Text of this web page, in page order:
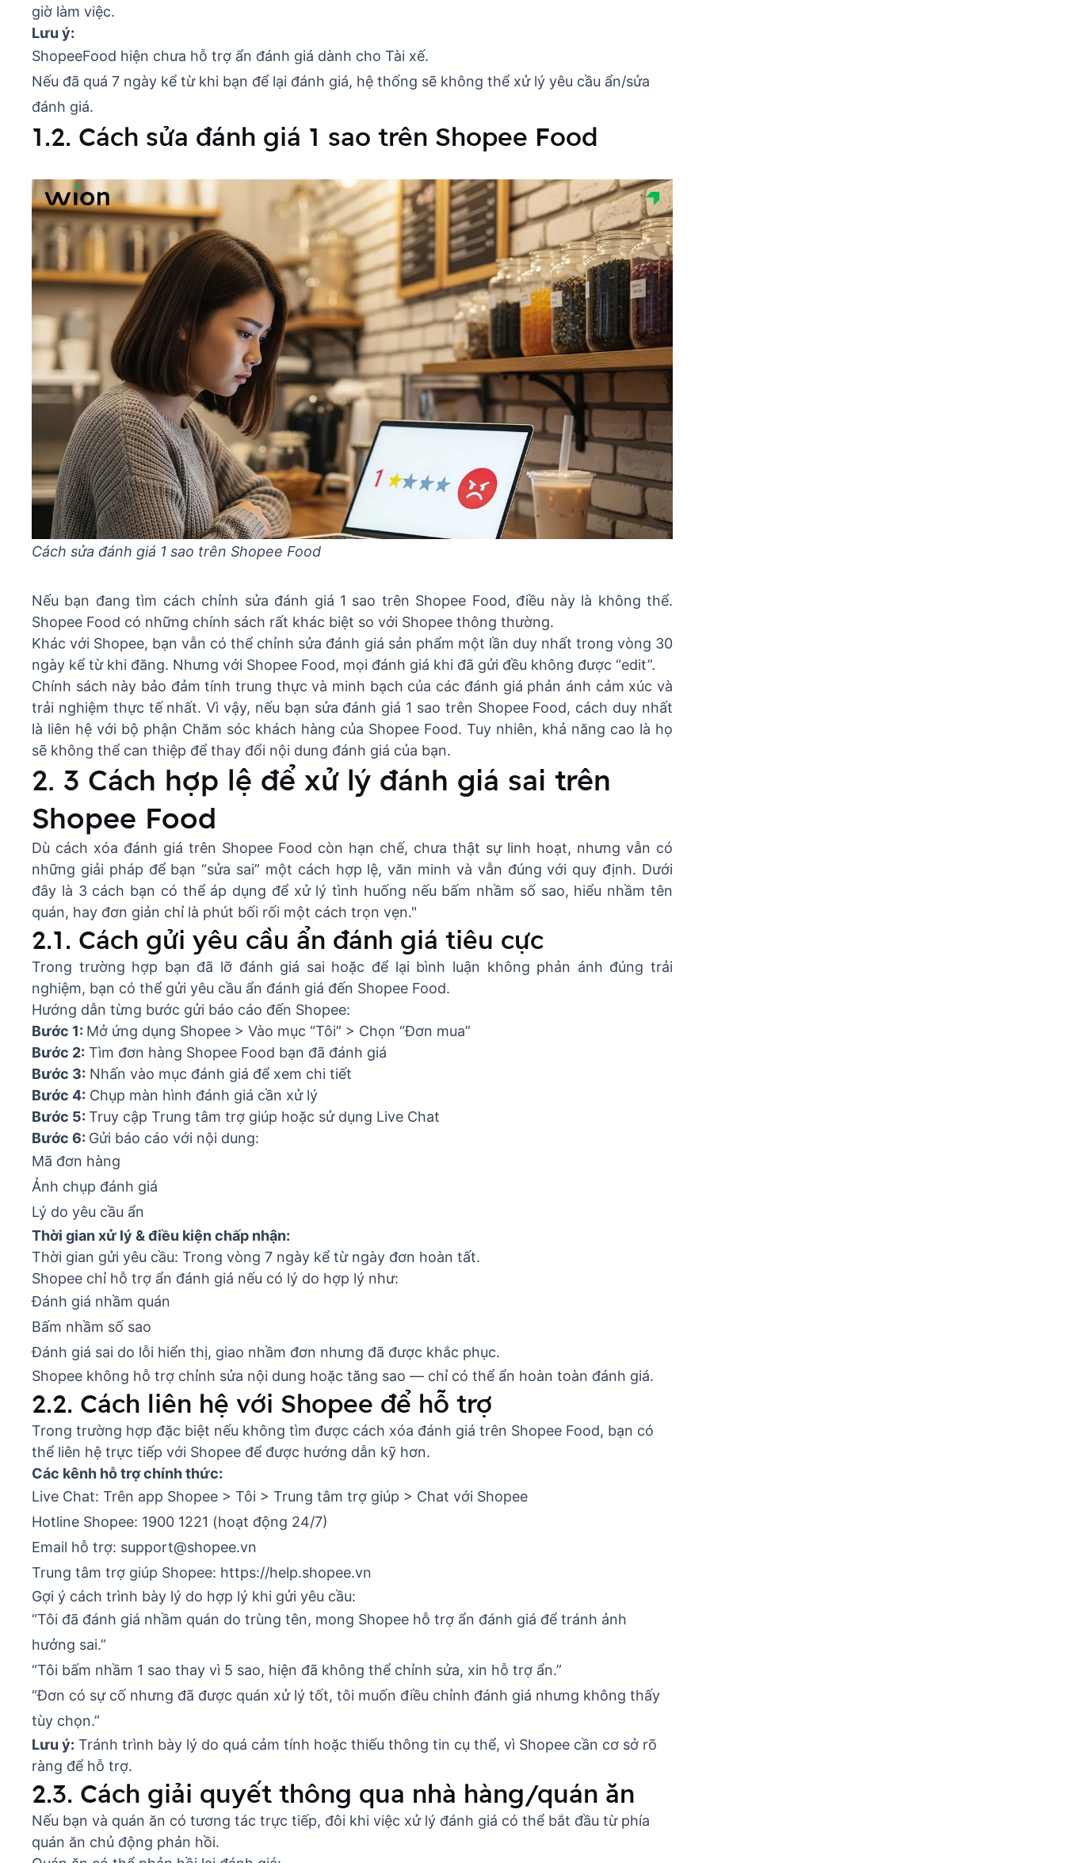
giờ làm việc.
Lưu ý:
ShopeeFood hiện chưa hỗ trợ ẩn đánh giá dành cho Tài xế.
Nếu đã quá 7 ngày kể từ khi bạn để lại đánh giá, hệ thống sẽ không thể xử lý yêu cầu ẩn/sửa
đánh giá.
1.2. Cách sửa đánh giá 1 sao trên Shopee Food
Cách sửa đánh giá 1 sao trên Shopee Food
Nếu bạn đang tìm cách chỉnh sửa đánh giá 1 sao trên Shopee Food, điều này là không thể.
Shopee Food có những chính sách rất khác biệt so với Shopee thông thường.
Khác với Shopee, bạn vẫn có thể chỉnh sửa đánh giá sản phẩm một lần duy nhất trong vòng 30
ngày kể từ khi đăng. Nhưng với Shopee Food, mọi đánh giá khi đã gửi đều không được “edit”.
Chính sách này bảo đảm tính trung thực và minh bạch của các đánh giá phản ánh cảm xúc và
trải nghiệm thực tế nhất. Vì vậy, nếu bạn sửa đánh giá 1 sao trên Shopee Food, cách duy nhất
là liên hệ với bộ phận Chăm sóc khách hàng của Shopee Food. Tuy nhiên, khả năng cao là họ
sẽ không thể can thiệp để thay đổi nội dung đánh giá của bạn.
2. 3 Cách hợp lệ để xử lý đánh giá sai trên
Shopee Food
Dù cách xóa đánh giá trên Shopee Food còn hạn chế, chưa thật sự linh hoạt, nhưng vẫn có
những giải pháp để bạn “sửa sai” một cách hợp lệ, văn minh và vẫn đúng với quy định. Dưới
đây là 3 cách bạn có thể áp dụng để xử lý tình huống nếu bấm nhầm số sao, hiểu nhầm tên
quán, hay đơn giản chỉ là phút bối rối một cách trọn vẹn."
2.1. Cách gửi yêu cầu ẩn đánh giá tiêu cực
Trong trường hợp bạn đã lỡ đánh giá sai hoặc để lại bình luận không phản ánh đúng trải
nghiệm, bạn có thể gửi yêu cầu ẩn đánh giá đến Shopee Food.
Hướng dẫn từng bước gửi báo cáo đến Shopee:
Bước 1: Mở ứng dụng Shopee > Vào mục “Tôi” > Chọn “Đơn mua”
Bước 2: Tìm đơn hàng Shopee Food bạn đã đánh giá
Bước 3: Nhấn vào mục đánh giá để xem chi tiết
Bước 4: Chụp màn hình đánh giá cần xử lý
Bước 5: Truy cập Trung tâm trợ giúp hoặc sử dụng Live Chat
Bước 6: Gửi báo cáo với nội dung:
Mã đơn hàng
Ảnh chụp đánh giá
Lý do yêu cầu ẩn
Thời gian xử lý & điều kiện chấp nhận:
Thời gian gửi yêu cầu: Trong vòng 7 ngày kể từ ngày đơn hoàn tất.
Shopee chỉ hỗ trợ ẩn đánh giá nếu có lý do hợp lý như:
Đánh giá nhầm quán
Bấm nhầm số sao
Đánh giá sai do lỗi hiển thị, giao nhầm đơn nhưng đã được khắc phục.
Shopee không hỗ trợ chỉnh sửa nội dung hoặc tăng sao — chỉ có thể ẩn hoàn toàn đánh giá.
2.2. Cách liên hệ với Shopee để hỗ trợ
Trong trường hợp đặc biệt nếu không tìm được cách xóa đánh giá trên Shopee Food, bạn có
thể liên hệ trực tiếp với Shopee để được hướng dẫn kỹ hơn.
Các kênh hỗ trợ chính thức:
Live Chat: Trên app Shopee > Tôi > Trung tâm trợ giúp > Chat với Shopee
Hotline Shopee: 1900 1221 (hoạt động 24/7)
Email hỗ trợ: support@shopee.vn
Trung tâm trợ giúp Shopee: https://help.shopee.vn
Gợi ý cách trình bày lý do hợp lý khi gửi yêu cầu:
“Tôi đã đánh giá nhầm quán do trùng tên, mong Shopee hỗ trợ ẩn đánh giá để tránh ảnh
hưởng sai.”
“Tôi bấm nhầm 1 sao thay vì 5 sao, hiện đã không thể chỉnh sửa, xin hỗ trợ ẩn.”
“Đơn có sự cố nhưng đã được quán xử lý tốt, tôi muốn điều chỉnh đánh giá nhưng không thấy
tùy chọn.”
Lưu ý: Tránh trình bày lý do quá cảm tính hoặc thiếu thông tin cụ thể, vì Shopee cần cơ sở rõ
ràng để hỗ trợ.
2.3. Cách giải quyết thông qua nhà hàng/quán ăn
Nếu bạn và quán ăn có tương tác trực tiếp, đôi khi việc xử lý đánh giá có thể bắt đầu từ phía
quán ăn chủ động phản hồi.